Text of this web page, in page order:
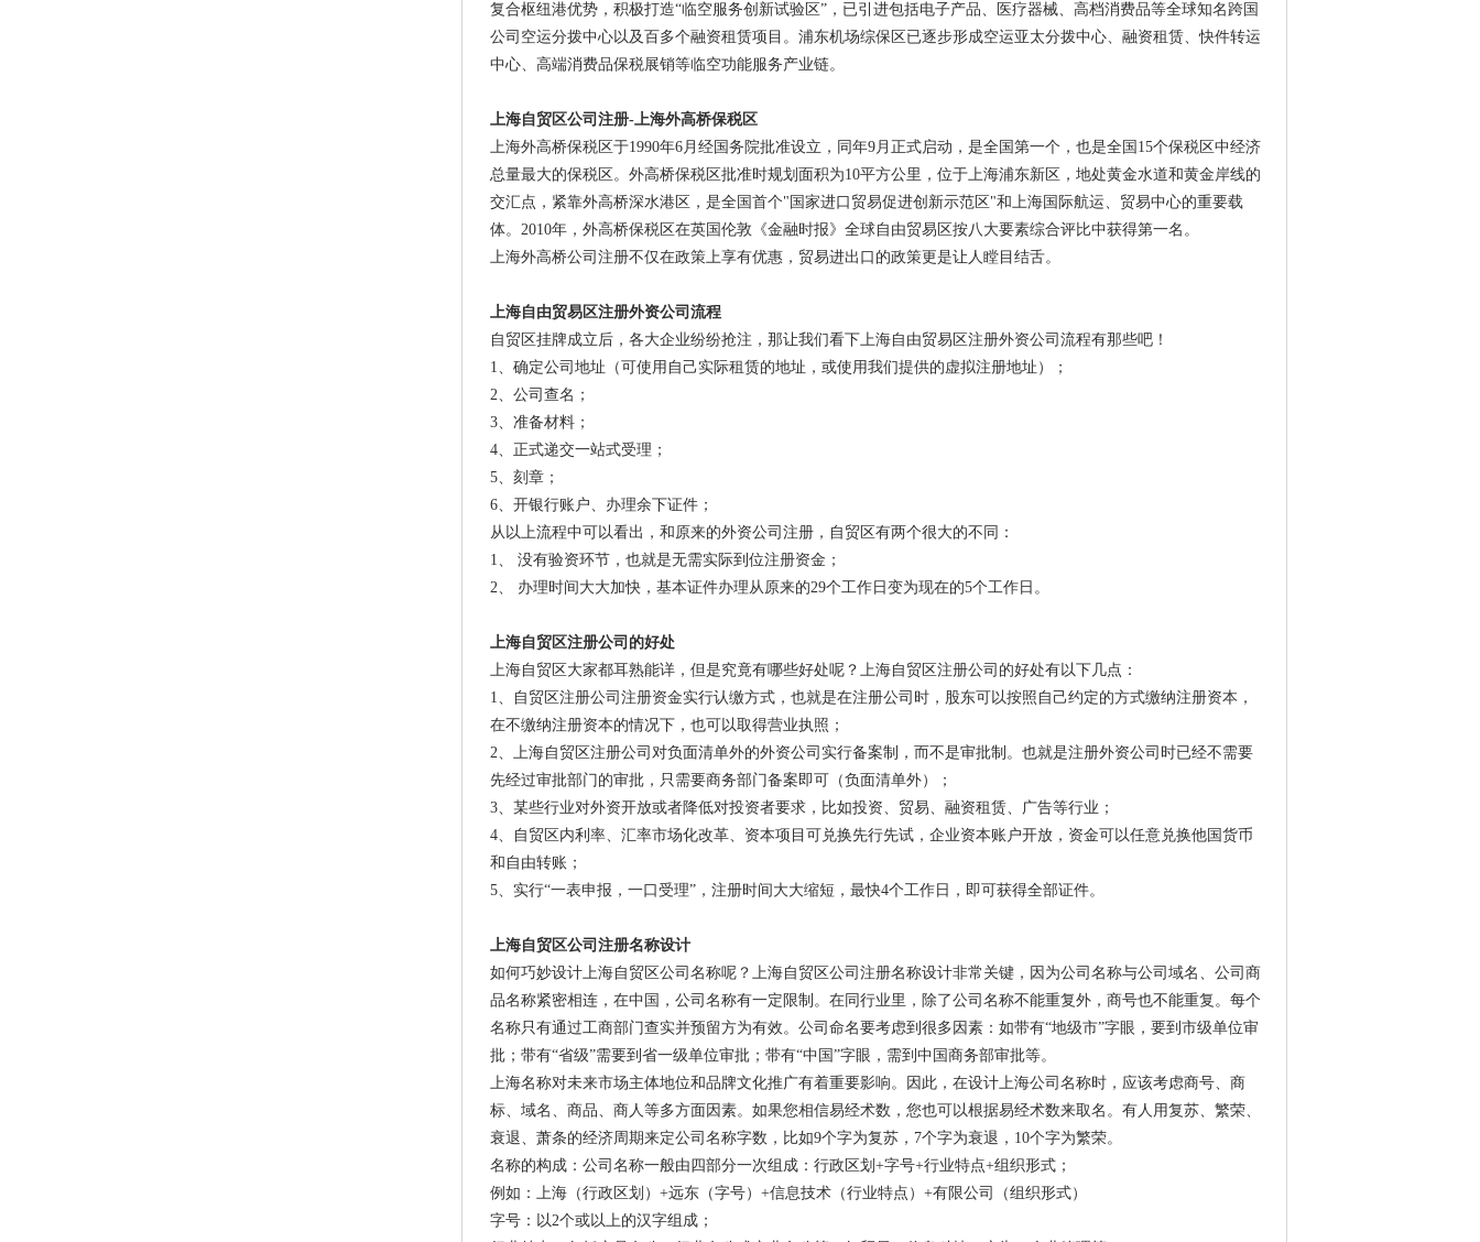
复合枢纽港优势，积极打造“临空服务创新试验区”，已引进包括电子产品、医疗器械、高档消费品等全球知名跨国
公司空运分拨中心以及百多个融资租赁项目。浦东机场综保区已逐步形成空运亚太分拨中心、融资租赁、快件转运
中心、高端消费品保税展销等临空功能服务产业链。
上海自贸区公司注册-上海外高桥保税区
上海外高桥保税区于1990年6月经国务院批准设立，同年9月正式启动，是全国第一个，也是全国15个保税区中经济
总量最大的保税区。外高桥保税区批准时规划面积为10平方公里，位于上海浦东新区，地处黄金水道和黄金岸线的
交汇点，紧靠外高桥深水港区，是全国首个"国家进口贸易促进创新示范区"和上海国际航运、贸易中心的重要载
体。2010年，外高桥保税区在英国伦敦《金融时报》全球自由贸易区按八大要素综合评比中获得第一名。
上海外高桥公司注册不仅在政策上享有优惠，贸易进出口的政策更是让人瞠目结舌。
上海自由贸易区注册外资公司流程
自贸区挂牌成立后，各大企业纷纷抢注，那让我们看下上海自由贸易区注册外资公司流程有那些吧！
1、确定公司地址（可使用自己实际租赁的地址，或使用我们提供的虚拟注册地址）；
2、公司查名；
3、准备材料；
4、正式递交一站式受理；
5、刻章；
6、开银行账户、办理余下证件；
从以上流程中可以看出，和原来的外资公司注册，自贸区有两个很大的不同：
1、 没有验资环节，也就是无需实际到位注册资金；
2、 办理时间大大加快，基本证件办理从原来的29个工作日变为现在的5个工作日。
上海自贸区注册公司的好处
上海自贸区大家都耳熟能详，但是究竟有哪些好处呢？上海自贸区注册公司的好处有以下几点：
1、自贸区注册公司注册资金实行认缴方式，也就是在注册公司时，股东可以按照自己约定的方式缴纳注册资本，
在不缴纳注册资本的情况下，也可以取得营业执照；
2、上海自贸区注册公司对负面清单外的外资公司实行备案制，而不是审批制。也就是注册外资公司时已经不需要
先经过审批部门的审批，只需要商务部门备案即可（负面清单外）；
3、某些行业对外资开放或者降低对投资者要求，比如投资、贸易、融资租赁、广告等行业；
4、自贸区内利率、汇率市场化改革、资本项目可兑换先行先试，企业资本账户开放，资金可以任意兑换他国货币
和自由转账；
5、实行“一表申报，一口受理”，注册时间大大缩短，最快4个工作日，即可获得全部证件。
上海自贸区公司注册名称设计
如何巧妙设计上海自贸区公司名称呢？上海自贸区公司注册名称设计非常关键，因为公司名称与公司域名、公司商
品名称紧密相连，在中国，公司名称有一定限制。在同行业里，除了公司名称不能重复外，商号也不能重复。每个
名称只有通过工商部门查实并预留方为有效。公司命名要考虑到很多因素：如带有“地级市”字眼，要到市级单位审
批；带有“省级”需要到省一级单位审批；带有“中国”字眼，需到中国商务部审批等。
上海名称对未来市场主体地位和品牌文化推广有着重要影响。因此，在设计上海公司名称时，应该考虑商号、商
标、域名、商品、商人等多方面因素。如果您相信易经术数，您也可以根据易经术数来取名。有人用复苏、繁荣、
衰退、萧条的经济周期来定公司名称字数，比如9个字为复苏，7个字为衰退，10个字为繁荣。
名称的构成：公司名称一般由四部分一次组成：行政区划+字号+行业特点+组织形式；
例如：上海（行政区划）+远东（字号）+信息技术（行业特点）+有限公司（组织形式）
字号：以2个或以上的汉字组成；